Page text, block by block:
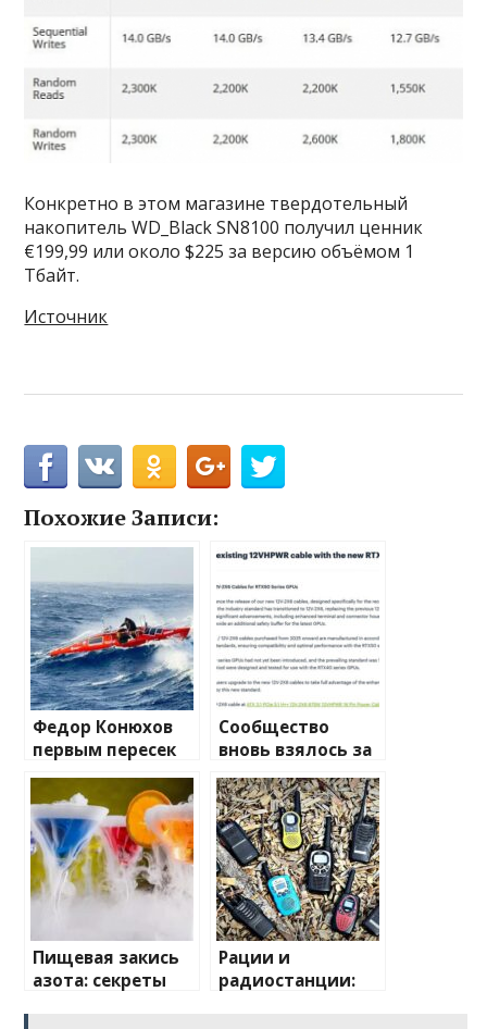
Конкретно в этом магазине твердотельный
накопитель WD_Black SN8100 получил ценник
€199,99 или около $225 за версию объёмом 1
Тбайт.
Источник
Похожие Записи:
Федор Конюхов
первым пересек
Южную
Атлантику на
весельной лодке
Сообщество
вновь взялось за
изучение случаев
плавления
разъема 12V-2×6
Пищевая закись
азота: секреты
Рации и
радиостанции: